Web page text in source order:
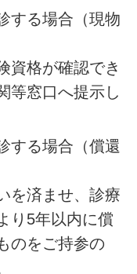
する場合（現物
資格が確認でき
等窓口へ提示し
する場合（償還
を済ませ、診療
り5年以内に償
のをご持参の